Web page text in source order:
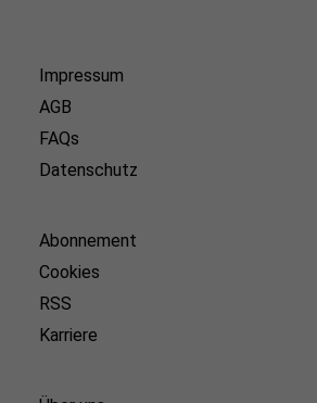
Impressum
AGB
FAQs
Datenschutz
Abonnement
Cookies
RSS
Karriere